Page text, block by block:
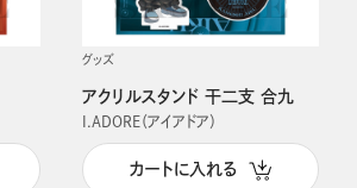
グッズ
アクリルスタンド 干二支 合九
I.ADORE（アイアドア）
カートに入れる